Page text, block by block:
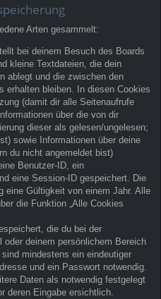
Arten gesammelt:
bei deinem Besuch des Boards
kleine Textdateien, die dein
ablegt und die zwischen den
erhalten bleiben. In diesen Cookies
(damit dir alle Seitenaufrufe
über die von dir
dieser als gelesen/ungelesen;
sowie Informationen über deine
du nicht angemeldet bist)
Benutzer-ID, ein
eine Session-ID gespeichert. Die
eine Gültigkeit von einem Jahr. Alle
die Funktion „Alle Cookies
die du bei der
oder deinem persönlichem Bereich
mindestens ein eindeutiger
und ein Passwort notwendig.
Daten als notwendig festgelegt
deren Eingabe ersichtlich.